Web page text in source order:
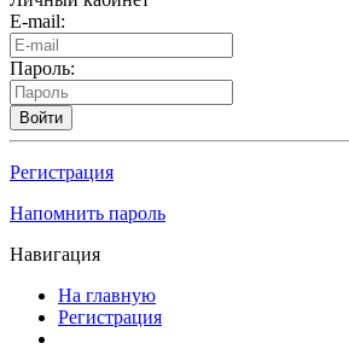
E-mail:
Пароль:
Войти
Регистрация
Напомнить пароль
Навигация
На главную
Регистрация